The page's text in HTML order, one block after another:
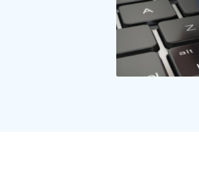
Tiendanube? Aprende a
crear y usar una tienda